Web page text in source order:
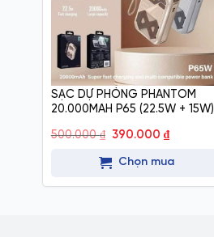
SẠC DỰ PHÒNG PHANTOM
20.000MAH P65 (22.5W + 15W)
500.000₫ Giá
là:
500.000 ₫.
390.000₫Giá
tại
là:
Chọn mua